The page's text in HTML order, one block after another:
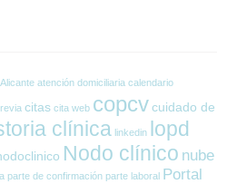
Alicante atención domiciliaria calendario
citas cita web copcv cuidado de
clínica linkedin lopd
Nodo clínico nube
parte de confirmación parte laboral Portal